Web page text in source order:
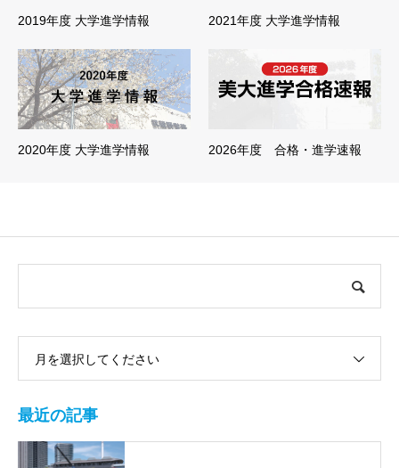
2019年度 大学進学情報 2021年度 大学進学情報
2020年度 大学進学情報 2026年度 合格・進学速報
月を選択してください
最近の記事